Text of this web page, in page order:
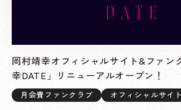
岡村靖幸オフィシャルサイト&ファン
幸DATE」リニューアルオープン！
月会費ファンクラブ オフィシャルサイト